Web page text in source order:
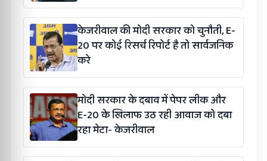
केजरीवाल की मोदी सरकार को चुनौती, E-
20 पर कोई रिसर्च रिपोर्ट है तो सार्वजनिक
करे
मोदी सरकार के दबाव में पेपर लीक और
E-20 के खिलाफ उठ रही आवाज को दबा
रहा मेटा- केजरीवाल